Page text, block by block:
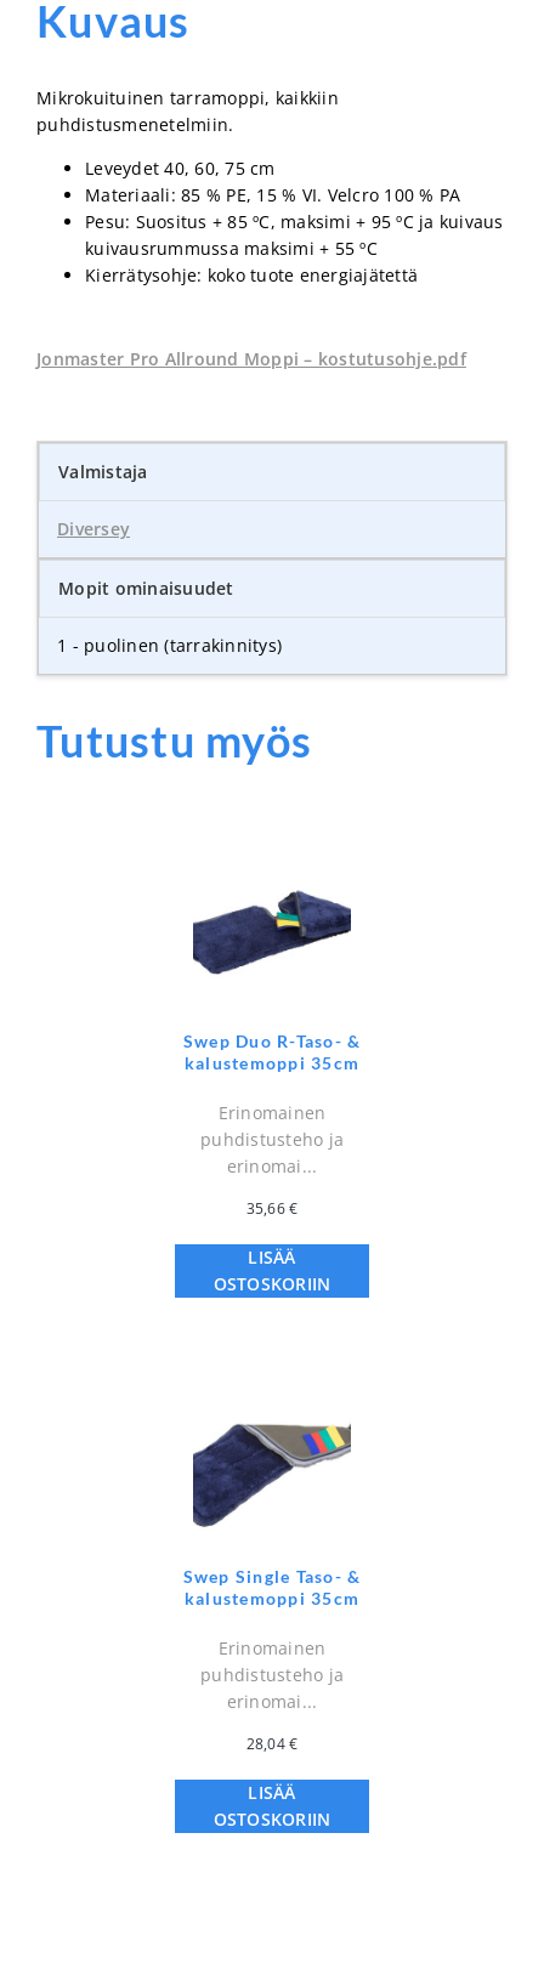
Kuvaus
Mikrokuituinen tarramoppi, kaikkiin
puhdistusmenetelmiin.
Leveydet 40, 60, 75 cm
Materiaali: 85 % PE, 15 % VI. Velcro 100 % PA
Pesu: Suositus + 85 ºC, maksimi + 95 ºC ja kuivaus
kuivausrummussa maksimi + 55 ºC
Kierrätysohje: koko tuote energiajätettä
Jonmaster Pro Allround Moppi – kostutusohje.pdf
Valmistaja
Diversey
Mopit ominaisuudet
1 - puolinen (tarrakinnitys)
Tutustu myös
Swep Duo R-Taso- &
kalustemoppi 35cm
Erinomainen
puhdistusteho ja
erinomai...
35,66€
LISÄÄ
OSTOSKORIIN
Swep Single Taso- &
kalustemoppi 35cm
Erinomainen
puhdistusteho ja
erinomai...
28,04€
LISÄÄ
OSTOSKORIIN